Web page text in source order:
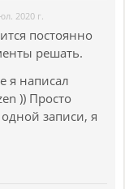
2020 г.
постоянно
решать.
я написал
)) Просто
записи, я